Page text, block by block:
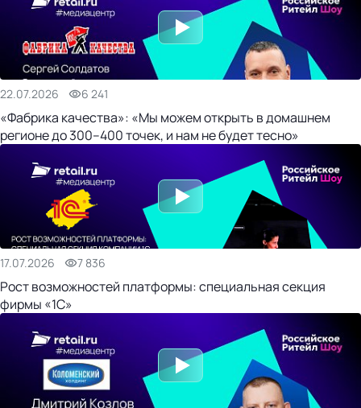
22.07.2026 6 241
«Фабрика качества»: «Мы можем открыть в домашнем
регионе до 300–400 точек, и нам не будет тесно»
17.07.2026 7 836
Рост возможностей платформы: специальная секция
фирмы «1С»